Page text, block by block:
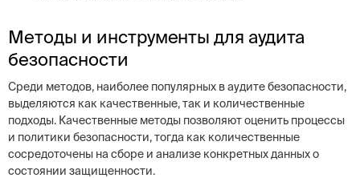
Методы и инструменты для аудита
безопасности
Среди методов, наиболее популярных в аудите безопасности,
выделяются как качественные, так и количественные
подходы. Качественные методы позволяют оценить процессы
и политики безопасности, тогда как количественные
сосредоточены на сборе и анализе конкретных данных о
состоянии защищенности.